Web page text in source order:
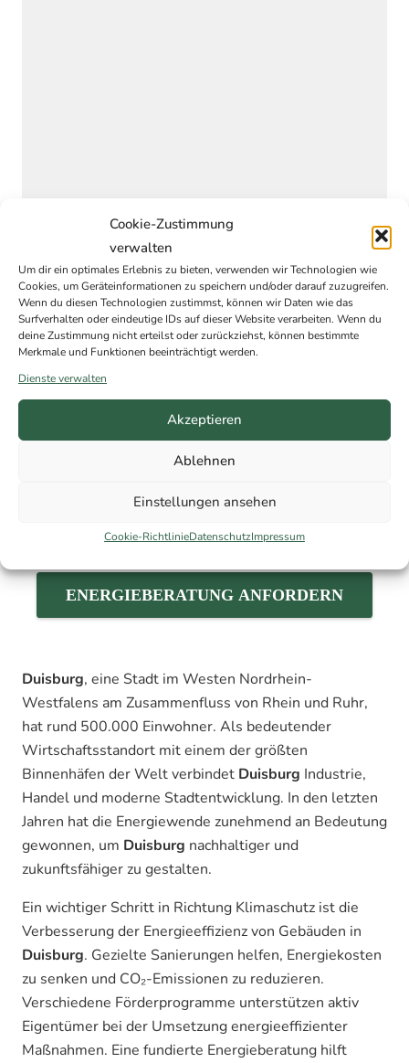
Cookie-Zustimmung
verwalten
Um dir ein optimales Erlebnis zu bieten, verwenden wir Technologien wie
Cookies, um Geräteinformationen zu speichern und/oder darauf zuzugreifen.
Wenn du diesen Technologien zustimmst, können wir Daten wie das
Surfverhalten oder eindeutige IDs auf dieser Website verarbeiten. Wenn du
deine Zustimmung nicht erteilst oder zurückziehst, können bestimmte
Merkmale und Funktionen beeinträchtigt werden.
Dienste verwalten
Akzeptieren
Ablehnen
Einstellungen ansehen
Cookie-RichtlinieDatenschutzImpressum
ENERGIEBERATUNG ANFORDERN
Duisburg, eine Stadt im Westen Nordrhein-
Westfalens am Zusammenfluss von Rhein und Ruhr,
hat rund 500.000 Einwohner. Als bedeutender
Wirtschaftsstandort mit einem der größten
Binnenhäfen der Welt verbindet Duisburg Industrie,
Handel und moderne Stadtentwicklung. In den letzten
Jahren hat die Energiewende zunehmend an Bedeutung
gewonnen, um Duisburg nachhaltiger und
zukunftsfähiger zu gestalten.
Ein wichtiger Schritt in Richtung Klimaschutz ist die
Verbesserung der Energieeffizienz von Gebäuden in
Duisburg. Gezielte Sanierungen helfen, Energiekosten
zu senken und CO₂-Emissionen zu reduzieren.
Verschiedene Förderprogramme unterstützen aktiv
Eigentümer bei der Umsetzung energieeffizienter
Maßnahmen. Eine fundierte Energieberatung hilft